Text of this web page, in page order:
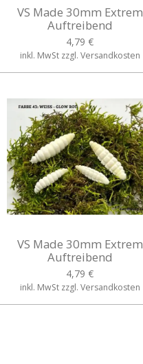
VS Made 30mm Extrem
Auftreibend
4,79 €
inkl. MwSt zzgl. Versandkosten
VS Made 30mm Extrem
Auftreibend
4,79 €
inkl. MwSt zzgl. Versandkosten